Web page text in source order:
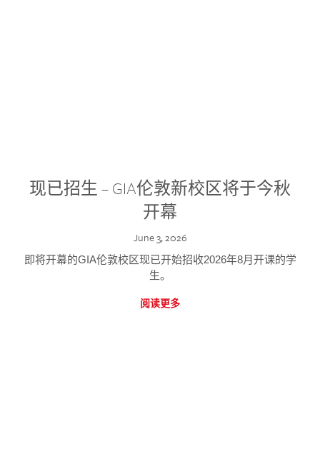
现已招生 – GIA伦敦新校区将于今秋
开幕
June 3, 2026
即将开幕的GIA伦敦校区现已开始招收2026年8月开课的学
生。
阅读更多